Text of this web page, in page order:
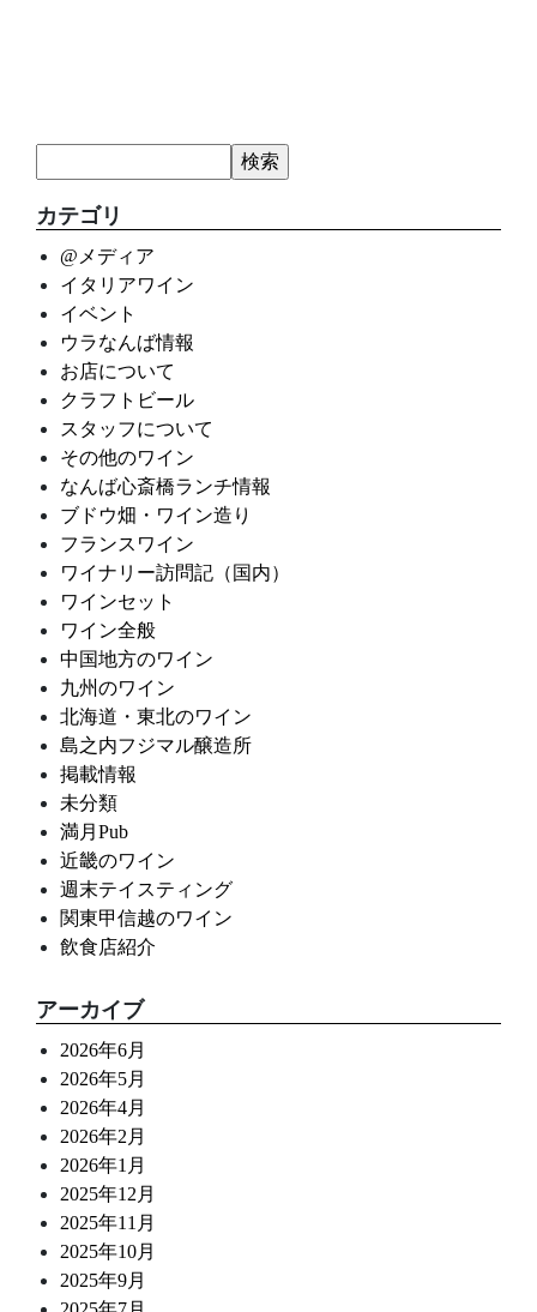
カテゴリ
@メディア
イタリアワイン
イベント
ウラなんば情報
お店について
クラフトビール
スタッフについて
その他のワイン
なんば心斎橋ランチ情報
ブドウ畑・ワイン造り
フランスワイン
ワイナリー訪問記（国内）
ワインセット
ワイン全般
中国地方のワイン
九州のワイン
北海道・東北のワイン
島之内フジマル醸造所
掲載情報
未分類
満月Pub
近畿のワイン
週末テイスティング
関東甲信越のワイン
飲食店紹介
アーカイブ
2026年6月
2026年5月
2026年4月
2026年2月
2026年1月
2025年12月
2025年11月
2025年10月
2025年9月